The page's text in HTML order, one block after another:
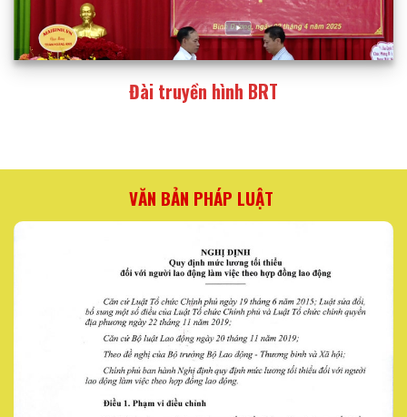
Đài truyền hình BRT
VĂN BẢN PHÁP LUẬT